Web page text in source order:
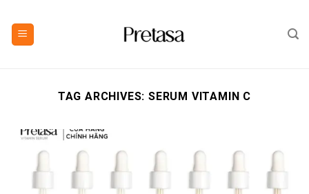
content
TAG ARCHIVES:SERUM VITAMIN C